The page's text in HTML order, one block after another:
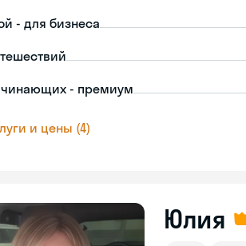
- для бизнеса
- премиум
и цены (4)
Юлия